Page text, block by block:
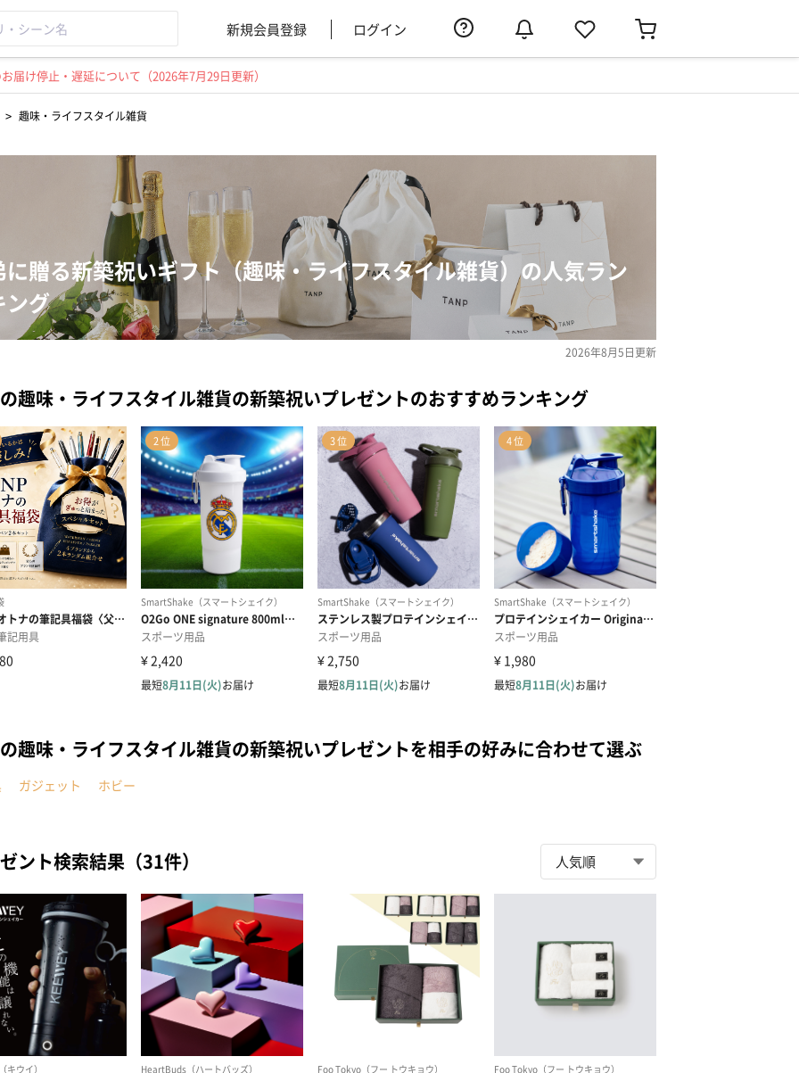
新規会員登録 ログイン
け停止・遅延について（2026年7月29日更新）
> 趣味・ライフスタイル雑貨
に贈る新築祝いギフト（趣味・ライフスタイル雑貨）の人気ラン
ング
2026年8月5日更新
趣味・ライフスタイル雑貨の新築祝いプレゼントのおすすめランキング
趣味・ライフスタイル雑貨の新築祝いプレゼントを相手の好みに合わせて選ぶ
ガジェット ホビー
ント検索結果（31件）